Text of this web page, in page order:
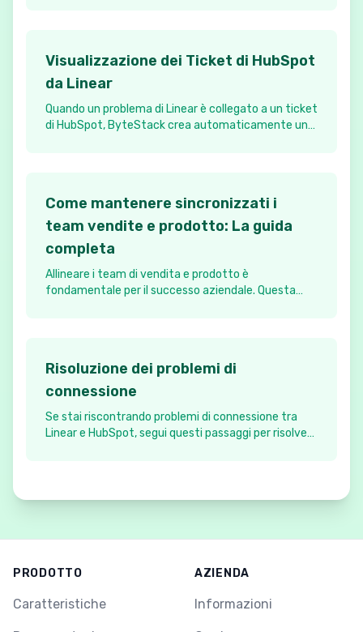
Visualizzazione dei Ticket di HubSpot
da Linear
Quando un problema di Linear è collegato a un ticket
di HubSpot, ByteStack crea automaticamente un
Come mantenere sincronizzati i
team vendite e prodotto: La guida
completa
Allineare i team di vendita e prodotto è
fondamentale per il successo aziendale. Questa
Risoluzione dei problemi di
connessione
Se stai riscontrando problemi di connessione tra
Linear e HubSpot, segui questi passaggi per risolvere
PRODOTTO
Caratteristiche
AZIENDA
Informazioni